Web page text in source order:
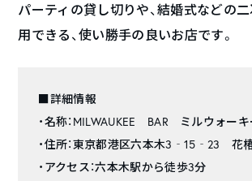
パーティの貸し切りや、結婚式などの
用できる、使い勝手の良いお店です。
■詳細情報
・名称：MILWAUKEE BAR ミルウォー
・住所：東京都港区六本木3‐15‐23 花
・アクセス：六本木駅から徒歩3分